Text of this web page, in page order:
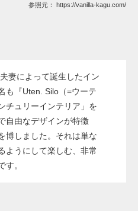
参照元： https://vanilla-kagu.com/
妻によって誕生したイン
も『Uten. Silo（=ウーテ
チュリーインテリア」を
自由なデザインが特徴
博しました。それは単な
ようにして楽しむ、非常
す。